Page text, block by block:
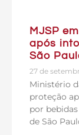
MJSP
após
São
27 de
Ministério
proteção
por
de São